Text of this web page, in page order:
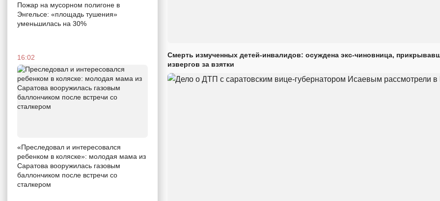
Пожар на мусорном полигоне в
Энгельсе: «площадь тушения»
уменьшилась на 30%
16:02
«Преследовал и интересовался
ребенком в коляске»: молодая мама из
Саратова вооружилась газовым
баллончиком после встречи со
сталкером
Смерть измученных детей-инвалидов: осуждена экс-чиновница,
извергов за взятки